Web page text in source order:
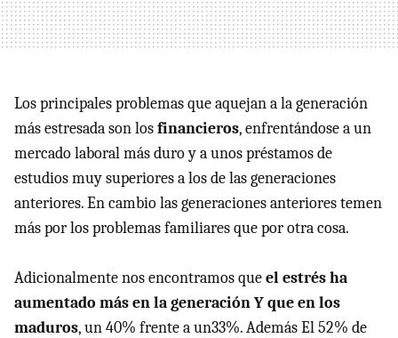
Los principales problemas que aquejan a la generación
más estresada son losfinancieros, enfrentándose a un
mercado laboral más duro y a unos préstamos de
estudios muy superiores a los de las generaciones
anteriores. En cambio las generaciones anteriores temen
más por los problemas familiares que por otra cosa.
Adicionalmente nos encontramos queel estrés ha
aumentado más en la generación Y que en los
maduros, un 40% frente a un33%. Además El 52% de